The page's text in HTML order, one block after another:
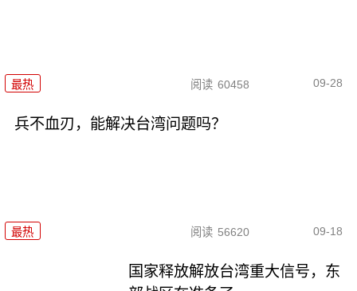
最热 阅读 60458 09-28
兵不血刃，能解决台湾问题吗？
最热 阅读 56620 09-18
国家释放解放台湾重大信号，东